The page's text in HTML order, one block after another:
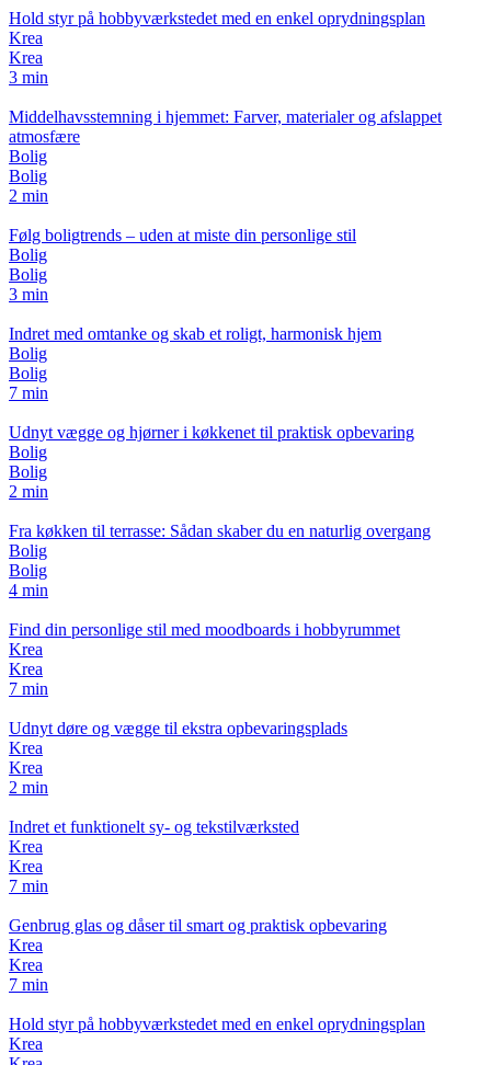
Hold styr på hobbyværkstedet med en enkel oprydningsplan
Krea
Krea
3 min
Middelhavsstemning i hjemmet: Farver, materialer og afslappet
atmosfære
Bolig
Bolig
2 min
Følg boligtrends – uden at miste din personlige stil
Bolig
Bolig
3 min
Indret med omtanke og skab et roligt, harmonisk hjem
Bolig
Bolig
7 min
Udnyt vægge og hjørner i køkkenet til praktisk opbevaring
Bolig
Bolig
2 min
Fra køkken til terrasse: Sådan skaber du en naturlig overgang
Bolig
Bolig
4 min
Find din personlige stil med moodboards i hobbyrummet
Krea
Krea
7 min
Udnyt døre og vægge til ekstra opbevaringsplads
Krea
Krea
2 min
Indret et funktionelt sy- og tekstilværksted
Krea
Krea
7 min
Genbrug glas og dåser til smart og praktisk opbevaring
Krea
Krea
7 min
Hold styr på hobbyværkstedet med en enkel oprydningsplan
Krea